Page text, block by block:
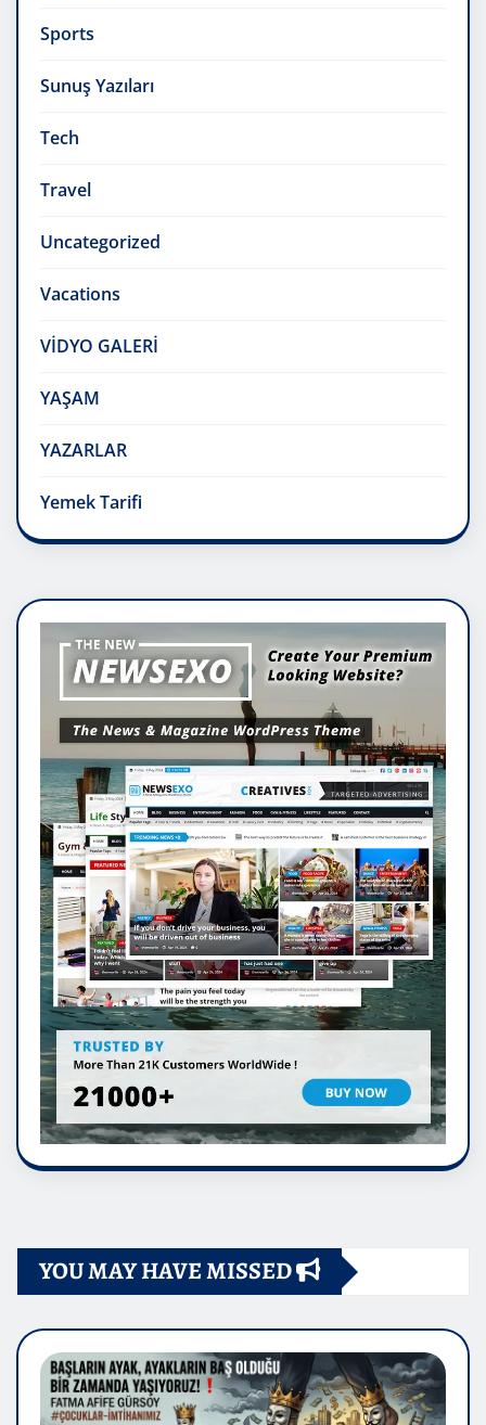
Sports
Sunuş Yazıları
Tech
Travel
Uncategorized
Vacations
VİDYO GALERİ
YAŞAM
YAZARLAR
Yemek Tarifi
YOU MAY HAVE MISSED